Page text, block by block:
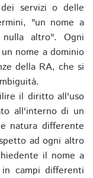
servizi o delle
"un nome a
altro". Ogni
nome a dominio
della RA, che si
il diritto all'uso
all'interno di un
natura differente
ad ogni altro
il nome a
campi differenti